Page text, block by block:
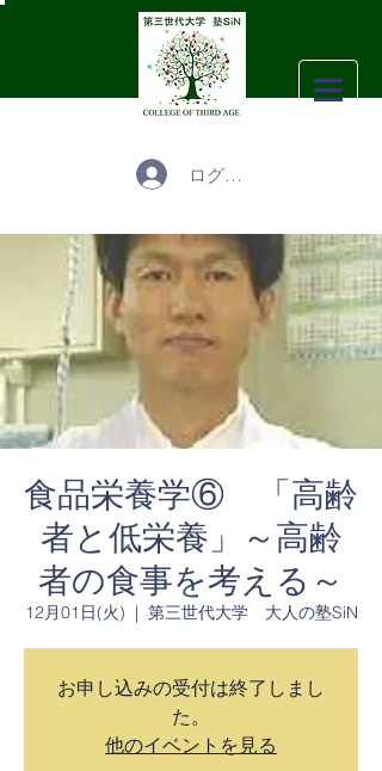
ログイン
食品栄養学⑥ 「高齢
者と低栄養」～高齢
者の食事を考える～
12月01日(火)
  |
第三世代大学 大人の塾SiN
お申し込みの受付は終了しまし
た。
他のイベントを見る